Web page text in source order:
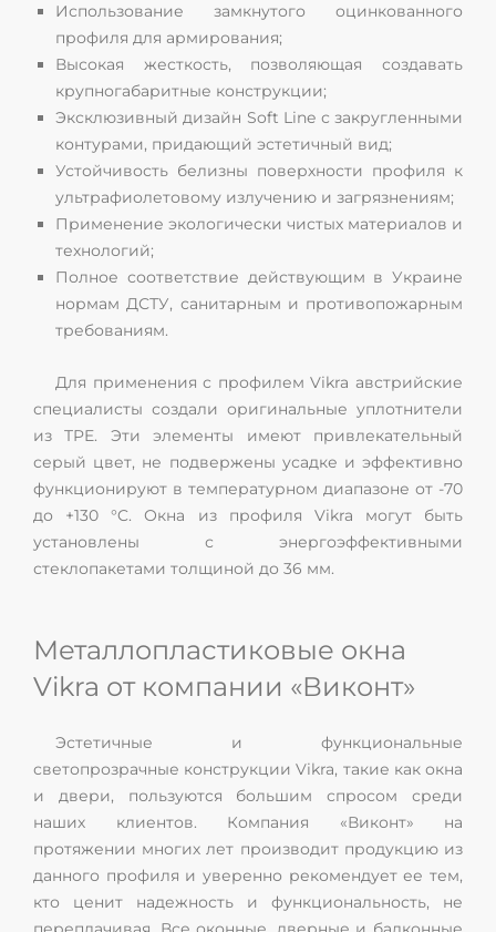
Использование замкнутого оцинкованного
профиля для армирования;
Высокая жесткость, позволяющая создавать
крупногабаритные конструкции;
Эксклюзивный дизайн Soft Line с закругленными
контурами, придающий эстетичный вид;
Устойчивость белизны поверхности профиля к
ультрафиолетовому излучению и загрязнениям;
Применение экологически чистых материалов и
технологий;
Полное соответствие действующим в Украине
нормам ДСТУ, санитарным и противопожарным
требованиям.
Для применения с профилем Vikra австрийские
специалисты создали оригинальные уплотнители
из TPE. Эти элементы имеют привлекательный
серый цвет, не подвержены усадке и эффективно
функционируют в температурном диапазоне от -70
до +130 °C. Окна из профиля Vikra могут быть
установлены с энергоэффективными
стеклопакетами толщиной до 36 мм.
Металлопластиковые окна
Vikra от компании «Виконт»
Эстетичные и функциональные
светопрозрачные конструкции Vikra, такие как окна
и двери, пользуются большим спросом среди
наших клиентов. Компания «Виконт» на
протяжении многих лет производит продукцию из
данного профиля и уверенно рекомендует ее тем,
кто ценит надежность и функциональность, не